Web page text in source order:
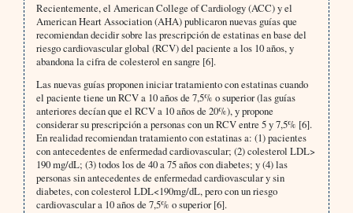
Recientemente, el American College of Cardiology (ACC) y el
American Heart Association (AHA) publicaron nuevas guías que
recomiendan decidir sobre las prescripción de estatinas en base del
riesgo cardiovascular global (RCV) del paciente a los 10 años, y
abandona la cifra de colesterol en sangre [6].
Las nuevas guías proponen iniciar tratamiento con estatinas cuando
el paciente tiene un RCV a 10 años de 7,5% o superior (las guías
anteriores decían que el RCV a 10 años de 20%), y propone
considerar su prescripción a personas con un RCV entre 5 y 7,5% [6].
En realidad recomiendan tratamiento con estatinas a: (1) pacientes
con antecedentes de enfermedad cardiovascular; (2) colesterol LDL>
190 mg/dL; (3) todos los de 40 a 75 años con diabetes; y (4) las
personas sin antecedentes de enfermedad cardiovascular y sin
diabetes, con colesterol LDL<190mg/dL, pero con un riesgo
cardiovascular a 10 años de 7,5% o superior [6].